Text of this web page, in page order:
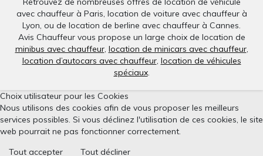
avec chauffeur à Paris, location de voiture avec chauffeur à
Lyon, ou de location de berline avec chauffeur à Cannes.
Avis Chauffeur vous propose un large choix de location de
minibus avec chauffeur, location de minicars avec chauffeur,
location d’autocars avec chauffeur, location de véhicules
spéciaux.
Choix utilisateur pour les Cookies
Nous utilisons des cookies afin de vous proposer les meilleurs
services possibles. Si vous déclinez l'utilisation de ces cookies, le site
web pourrait ne pas fonctionner correctement.
Tout accepter
Tout décliner